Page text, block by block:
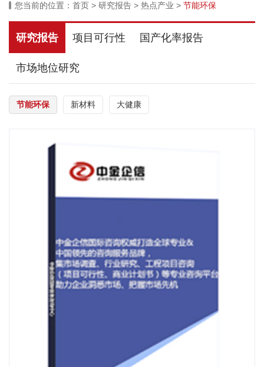
您当前的位置： 首页 > 研究报告 > 热点产业 > 节能环保
研究报告 项目可行性 国产化率报告
市场地位研究
节能环保 新材料 大健康